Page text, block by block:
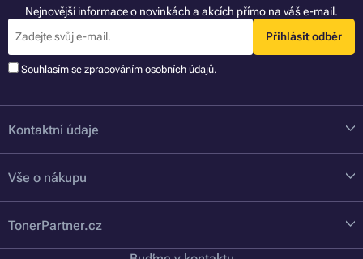
Nejnovější informace o novinkách a akcích přímo na váš e-mail.
Přihlásit odběr
Souhlasím se zpracováním osobních údajů.
Kontaktní údaje
Vše o nákupu
TonerPartner.cz